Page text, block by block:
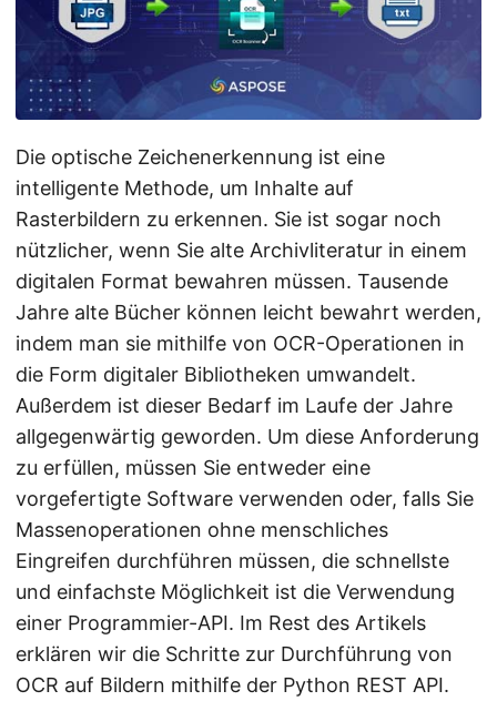
Die optische Zeichenerkennung ist eine
intelligente Methode, um Inhalte auf
Rasterbildern zu erkennen. Sie ist sogar noch
nützlicher, wenn Sie alte Archivliteratur in einem
digitalen Format bewahren müssen. Tausende
Jahre alte Bücher können leicht bewahrt werden,
indem man sie mithilfe von OCR-Operationen in
die Form digitaler Bibliotheken umwandelt.
Außerdem ist dieser Bedarf im Laufe der Jahre
allgegenwärtig geworden. Um diese Anforderung
zu erfüllen, müssen Sie entweder eine
vorgefertigte Software verwenden oder, falls Sie
Massenoperationen ohne menschliches
Eingreifen durchführen müssen, die schnellste
und einfachste Möglichkeit ist die Verwendung
einer Programmier-API. Im Rest des Artikels
erklären wir die Schritte zur Durchführung von
OCR auf Bildern mithilfe der Python REST API.